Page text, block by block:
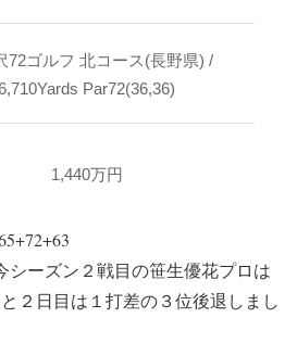
72ゴルフ 北コース(長野県) /
Par72(36,36)
1,440万円
シーズン２戦目の笹生優花プロは
２日目は１打差の３位後退しまし